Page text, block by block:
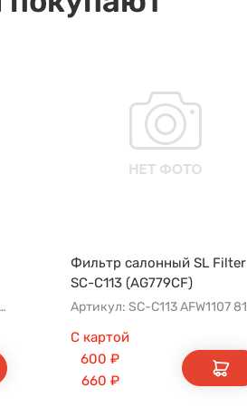
Артикул: SC-C309 AG854CF 8022021300 8025530000 AFW2992
Фильтр салонный SL Filter
SC-C113 (AG779CF)
С картой
600 ₽
660 ₽